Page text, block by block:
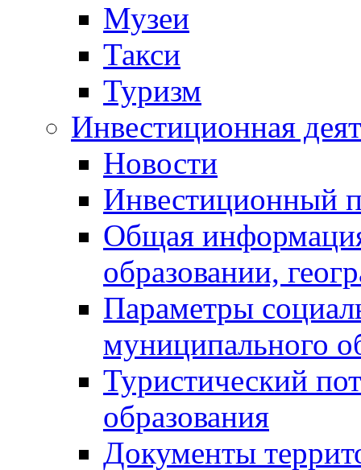
Музеи
Такси
Туризм
Инвестиционная
Новости
Инвестиционный
Общая
образовании,
Параметры
муниципального
Туристический
образования
Документы